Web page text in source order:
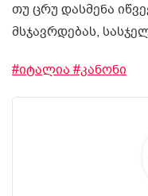
თუ ცრუ დასმენა
მსჯავრდებას,
#იტალია #კანონი